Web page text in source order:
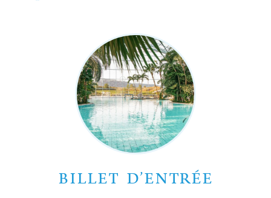
BILLET D’ENTRÉE